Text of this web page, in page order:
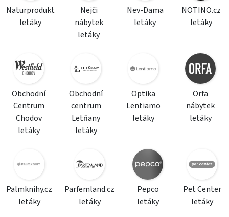
Naturprodukt
letáky
Nejči
nábytek
letáky
Nev-Dama
letáky
NOTINO.cz
letáky
Obchodní
Centrum
Chodov
letáky
Obchodní
centrum
Letňany
letáky
Optika
Lentiamo
letáky
Orfa
nábytek
letáky
Palmknihy.cz
letáky
Parfemland.cz
letáky
Pepco
letáky
Pet Center
letáky